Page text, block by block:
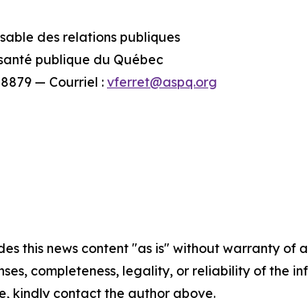
des relations publiques
publique du Québec
— Courriel : vferret@aspq.org
this news content "as is" without warranty
completeness, legality, or reliability of the
kindly contact the author above.